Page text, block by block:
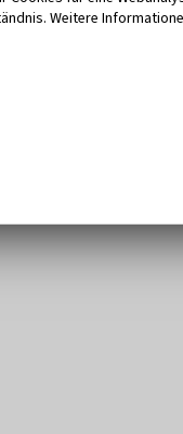
Weitere